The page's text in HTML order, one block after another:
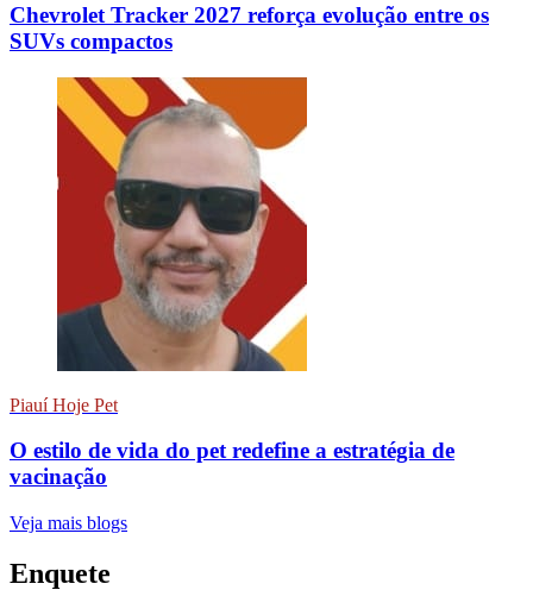
Chevrolet Tracker 2027 reforça evolução entre os
SUVs compactos
Piauí Hoje Pet
O estilo de vida do pet redefine a estratégia de
vacinação
Veja mais blogs
Enquete